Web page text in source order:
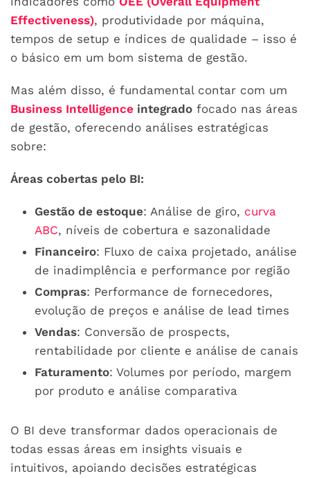
Effectiveness), produtividade por máquina,
tempos de setup e índices de qualidade – isso é
o básico em um bom sistema de gestão.
Mas além disso, é fundamental contar com um
Business Intelligence integrado focado nas áreas
de gestão, oferecendo análises estratégicas
sobre:
Áreas cobertas pelo BI:
Gestão de estoque: Análise de giro, curva
ABC, níveis de cobertura e sazonalidade
Financeiro: Fluxo de caixa projetado, análise
de inadimplência e performance por região
Compras: Performance de fornecedores,
evolução de preços e análise de lead times
Vendas: Conversão de prospects,
rentabilidade por cliente e análise de canais
Faturamento: Volumes por período, margem
por produto e análise comparativa
O BI deve transformar dados operacionais de
todas essas áreas em insights visuais e
intuitivos, apoiando decisões estratégicas